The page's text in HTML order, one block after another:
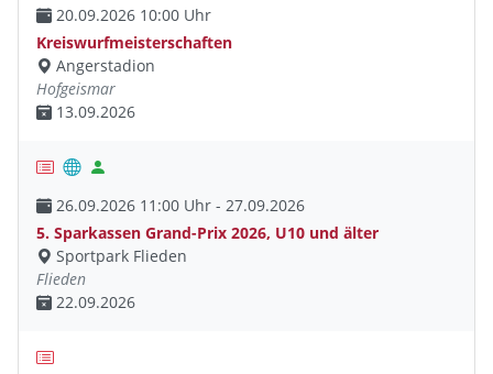
20.09.2026 10:00 Uhr
Kreiswurfmeisterschaften
Angerstadion
Hofgeismar
13.09.2026
26.09.2026 11:00 Uhr - 27.09.2026
5. Sparkassen Grand-Prix 2026, U10 und älter
Sportpark Flieden
Flieden
22.09.2026